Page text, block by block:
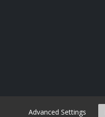
Advanced Settings